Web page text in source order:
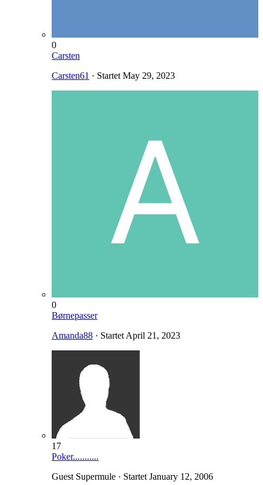
0
Carsten
Carsten61 · Startet May 29, 2023
0
Børnepasser
Amanda88 · Startet April 21, 2023
17
Poker...........
Guest Supermule · Startet January 12, 2006